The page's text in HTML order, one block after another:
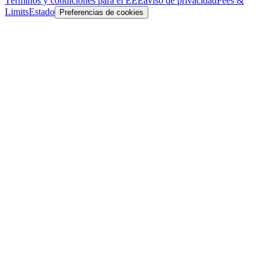
LimitsEstado Preferencias de cookies